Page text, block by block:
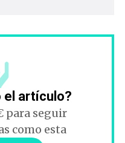
el artículo?
para seguir
como esta